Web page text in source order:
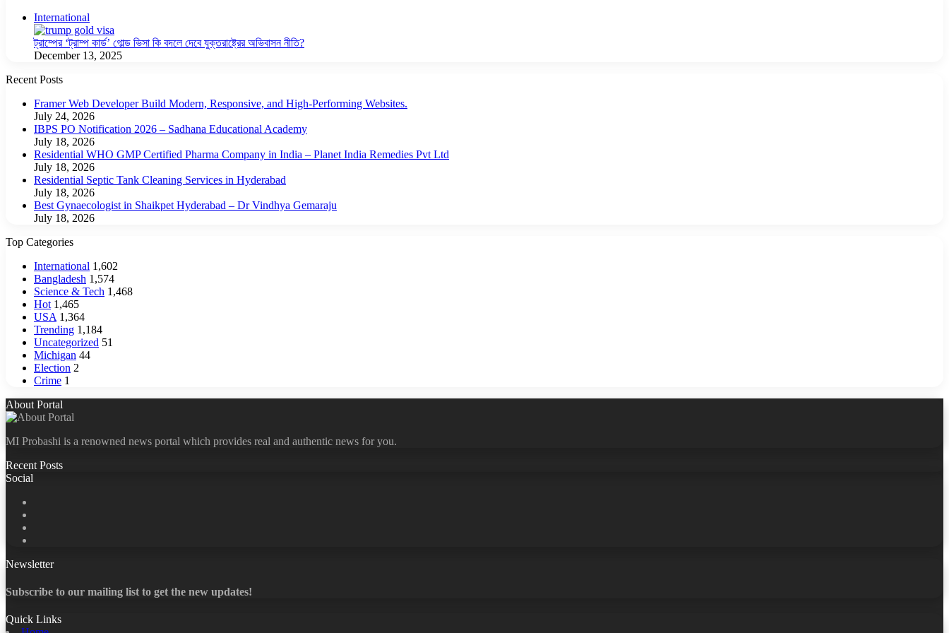
International
ট্রাম্পের ‘ট্রাম্প কার্ড’ গোল্ড ভিসা কি বদলে দেবে যুক্তরাষ্ট্রের অভিবাসন নীতি?
December 13, 2025
Recent Posts
Framer Web Developer Build Modern, Responsive, and High-Performing Websites.
July 24, 2026
IBPS PO Notification 2026 – Sadhana Educational Academy
July 18, 2026
Residential WHO GMP Certified Pharma Company in India – Planet India Remedies Pvt Ltd
July 18, 2026
Residential Septic Tank Cleaning Services in Hyderabad
July 18, 2026
Best Gynaecologist in Shaikpet Hyderabad – Dr Vindhya Gemaraju
July 18, 2026
Top Categories
International 1,602
Bangladesh 1,574
Science & Tech 1,468
Hot 1,465
USA 1,364
Trending 1,184
Uncategorized 51
Michigan 44
Election 2
Crime 1
About Portal
MI Probashi is a renowned news portal which provides real and authentic news for you.
Recent Posts
Social
Newsletter
Subscribe to our mailing list to get the new updates!
Quick Links